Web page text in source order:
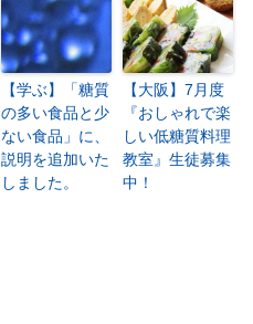
【学ぶ】「糖質
の多い食品と少
ない食品」に、
説明を追加いた
しました。
【大阪】7月度
『おしゃれで楽
しい低糖質料理
教室』生徒募集
中！